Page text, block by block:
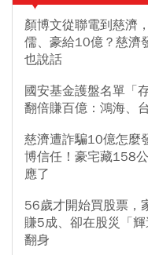
顏博文從聯電到慈濟
儒、豪給10億？慈濟
也說話
國安基金護盤名單「
翻倍賺百億：鴻海、
慈濟遭詐騙10億怎麼
博信任！豪宅藏158
應了
56歲才開始買股票，
賺5成、卻在股災「
翻身